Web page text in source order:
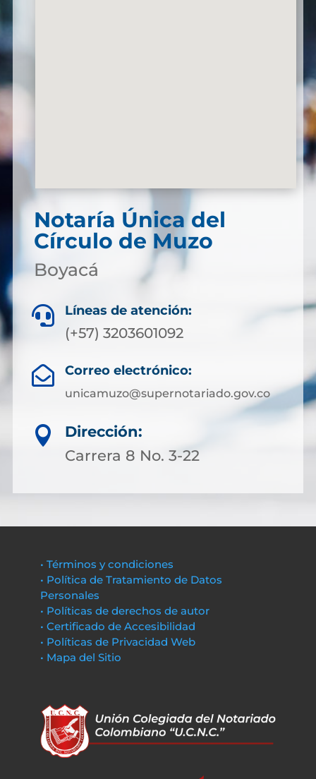
Notaría Única del
Círculo de Muzo
Boyacá
 Líneas de atención:
(+57) 3203601092
 Correo electrónico:
unicamuzo@supernotariado.gov.co

Dirección:
Carrera 8 No. 3-22
• Términos y condiciones
• Política de Tratamiento de Datos
Personales
• Políticas de derechos de autor
• Certificado de Accesibilidad
• Políticas de Privacidad Web
• Mapa del Sitio